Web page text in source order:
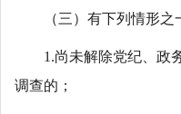
（三）有下列情形
1.尚未解除党纪、政
调查的；